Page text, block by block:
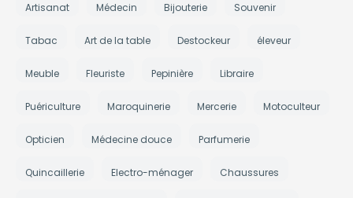
Artisanat Médecin Bijouterie Souvenir
Tabac Art de la table Destockeur éleveur
Meuble Fleuriste Pepinière Libraire
Puériculture Maroquinerie Mercerie Motoculteur
Opticien Médecine douce Parfumerie
Quincaillerie Electro-ménager Chaussures